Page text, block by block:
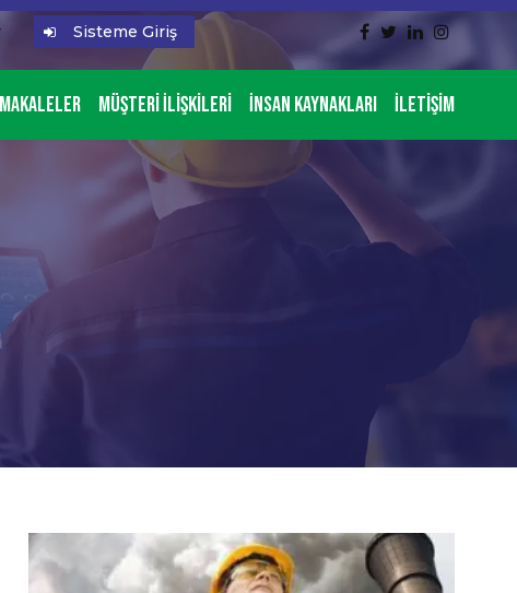
Sisteme Giriş
Makaleler Müşteri İlişkileri İnsan Kaynakları İletişim